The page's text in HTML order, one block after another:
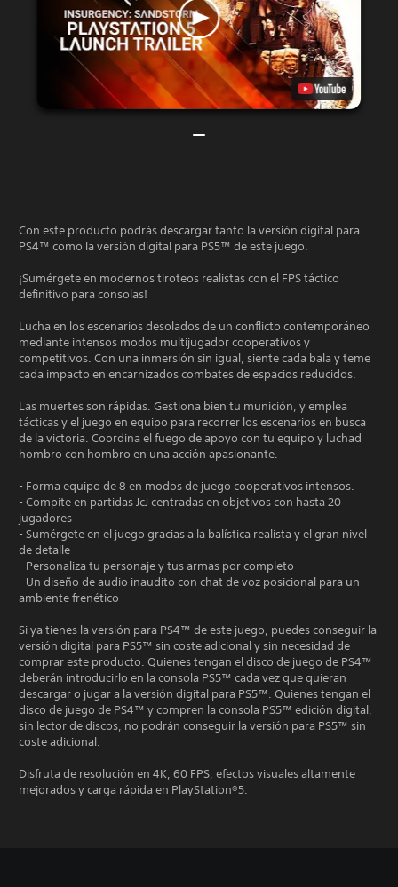
Con este producto podrás descargar tanto la versión digital para
PS4™ como la versión digital para PS5™ de este juego.
¡Sumérgete en modernos tiroteos realistas con el FPS táctico
definitivo para consolas!
Lucha en los escenarios desolados de un conflicto contemporáneo
mediante intensos modos multijugador cooperativos y
competitivos. Con una inmersión sin igual, siente cada bala y teme
cada impacto en encarnizados combates de espacios reducidos.
Las muertes son rápidas. Gestiona bien tu munición, y emplea
tácticas y el juego en equipo para recorrer los escenarios en busca
de la victoria. Coordina el fuego de apoyo con tu equipo y luchad
hombro con hombro en una acción apasionante.
- Forma equipo de 8 en modos de juego cooperativos intensos.
- Compite en partidas JcJ centradas en objetivos con hasta 20
jugadores
- Sumérgete en el juego gracias a la balística realista y el gran nivel
de detalle
- Personaliza tu personaje y tus armas por completo
- Un diseño de audio inaudito con chat de voz posicional para un
ambiente frenético
Si ya tienes la versión para PS4™ de este juego, puedes conseguir la
versión digital para PS5™ sin coste adicional y sin necesidad de
comprar este producto. Quienes tengan el disco de juego de PS4™
deberán introducirlo en la consola PS5™ cada vez que quieran
descargar o jugar a la versión digital para PS5™. Quienes tengan el
disco de juego de PS4™ y compren la consola PS5™ edición digital,
sin lector de discos, no podrán conseguir la versión para PS5™ sin
coste adicional.
Disfruta de resolución en 4K, 60 FPS, efectos visuales altamente
mejorados y carga rápida en PlayStation®5.